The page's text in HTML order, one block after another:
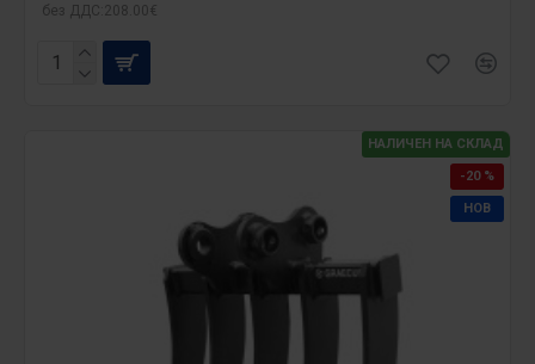
без ДДС:208.00€
НОВ
НАЛИЧЕН НА СКЛАД
-20 %